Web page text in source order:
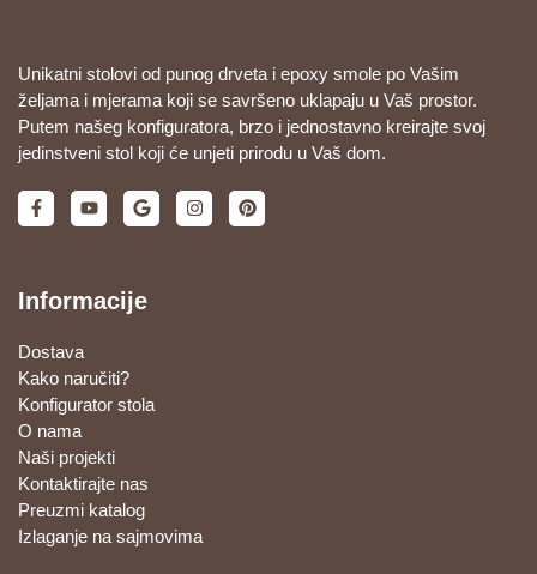
Unikatni stolovi od punog drveta i epoxy smole po Vašim
željama i mjerama koji se savršeno uklapaju u Vaš prostor.
Putem našeg konfiguratora, brzo i jednostavno kreirajte svoj
jedinstveni stol koji će unjeti prirodu u Vaš dom.
Informacije
Dostava
Kako naručiti?
Konfigurator stola
O nama
Naši projekti
Kontaktirajte nas
Preuzmi katalog
Izlaganje na sajmovima